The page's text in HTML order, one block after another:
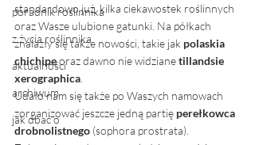
poradnik roślinnika
z życia roślinnika
aktualności
archiwum
jak dbać o
standardowo już, kilka ciekawostek roślinnych
oraz Wasze ulubione gatunki. Na półkach
znalazły się także nowości, takie jak polaskia
chichipe oraz dawno nie widziane tillandsie
xerographica
Udało nam się także po Waszych namowach
zorganizować jeszcze jedną partię perełkowca
drobnolistnego (sophora prostrata).